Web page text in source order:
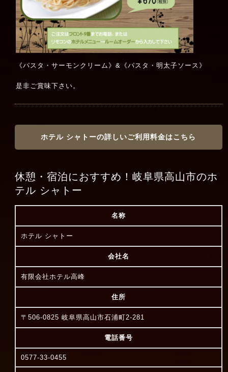
《パスタ・サーモンクリーム》&《パスタ・明太子ソース》
是非ご賞味下さい。
ホテル シャトーの詳しいご利用料金はこちら
休憩・宿泊におすすめ！岐阜県高山市のホ
テル シャトー
名称
ホテル シャトー
会社名
有限会社ホテル高峰
住所
〒506-0825 岐阜県高山市石浦町2-281
電話番号
0577-33-0455